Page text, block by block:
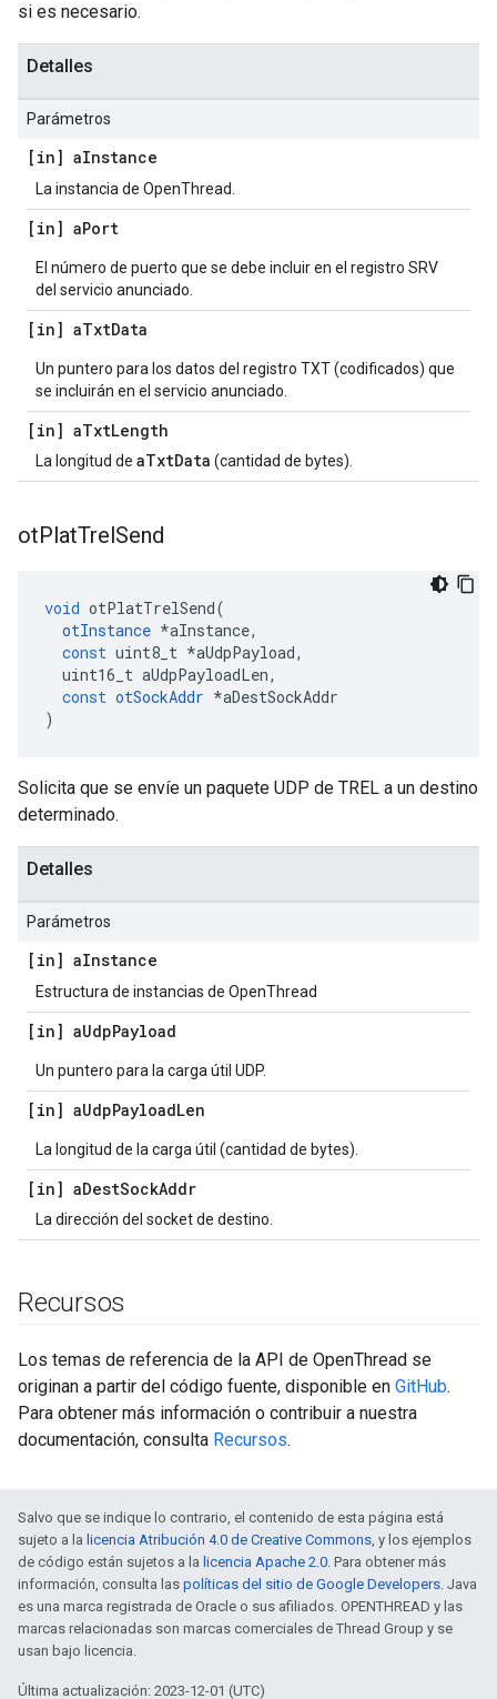
si es necesario.
Detalles
Parámetros
[in] aInstance
La instancia de OpenThread.
[in] aPort
El número de puerto que se debe incluir en el registro SRV
del servicio anunciado.
[in] aTxtData
Un puntero para los datos del registro TXT (codificados) que
se incluirán en el servicio anunciado.
[in] aTxtLength
La longitud de aTxtData (cantidad de bytes).
otPlatTrelSend
void otPlatTrelSend(
otInstance *aInstance,
const uint8_t *aUdpPayload,
uint16_t aUdpPayloadLen,
const otSockAddr *aDestSockAddr
)
Solicita que se envíe un paquete UDP de TREL a un destino
determinado.
Detalles
Parámetros
[in] aInstance
Estructura de instancias de OpenThread
[in] aUdpPayload
Un puntero para la carga útil UDP.
[in] aUdpPayloadLen
La longitud de la carga útil (cantidad de bytes).
[in] aDestSockAddr
La dirección del socket de destino.
Recursos
Los temas de referencia de la API de OpenThread se
originan a partir del código fuente, disponible en GitHub.
Para obtener más información o contribuir a nuestra
documentación, consulta Recursos.
Salvo que se indique lo contrario, el contenido de esta página está
sujeto a la licencia Atribución 4.0 de Creative Commons, y los ejemplos
de código están sujetos a la licencia Apache 2.0. Para obtener más
información, consulta las políticas del sitio de Google Developers. Java
es una marca registrada de Oracle o sus afiliados. OPENTHREAD y las
marcas relacionadas son marcas comerciales de Thread Group y se
usan bajo licencia.
Última actualización: 2023-12-01 (UTC)